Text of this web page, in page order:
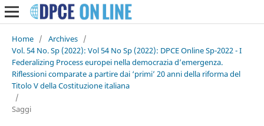
Home / Archives /
Vol. 54 No. Sp (2022): Vol 54 No Sp (2022): DPCE Online Sp-2022 - I
Federalizing Process europei nella democrazia d’emergenza.
Riflessioni comparate a partire dai ‘primi’ 20 anni della riforma del
Titolo V della Costituzione italiana
/
Saggi